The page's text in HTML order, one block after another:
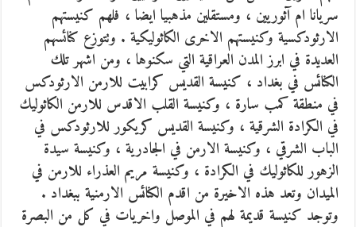
سريانا ام آثوريين ، ومستقلين مذهبيا ايضا ، فلهم كنيستهم
الارثودكسية وكنيستهم الاخرى الكاثوليكية . وتتوزع كنائسهم
العديدة في ابرز المدن العراقية التي سكنوها ، ومن اشهر تلك
الكنائس في بغداد ، كنيسة القديس كرابيت للارمن الارثودكس
في منطقة كمب سارة ، وكنيسة القلب الاقدس للارمن الكاثوليك
في الكرادة الشرقية ، وكنيسة القديس كريكور للارثودكس في
الباب الشرقي ، وكنيسة الارمن في الجادرية ، وكنيسة سيدة
الزهور للكاثوليك في الكرادة ، وكنيسة مريم العذراء للارمن في
الميدان وتعد هذه الاخيرة من اقدم الكنائس الارمنية ببغداد .
وتوجد كنيسة قديمة لهم في الموصل واخريات في كل من البصرة